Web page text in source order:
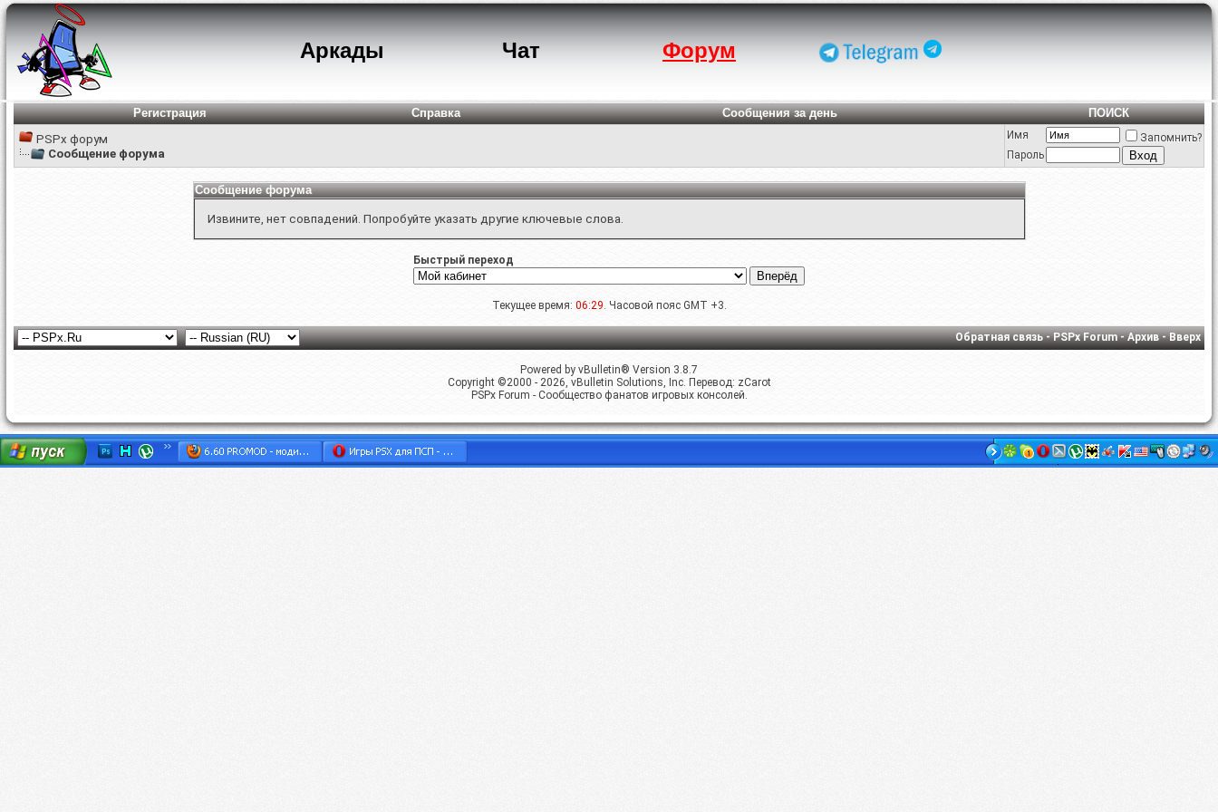
Аркады Чат Форум
Регистрация Справка Сообщения за день
ПОИСК
PSPx форум
Сообщение форума
Имя
Запомнить?
Пароль
Сообщение форума
Извините, нет совпадений. Попробуйте указать другие ключевые слова.
Быстрый переход
Текущее время: 06:29. Часовой пояс GMT +3.
Обратная связь-PSPx Forum-Архив-Вверх
Powered by vBulletin® Version 3.8.7
Copyright ©2000 - 2026, vBulletin Solutions, Inc. Перевод: zCarot
PSPx Forum - Сообщество фанатов игровых консолей.